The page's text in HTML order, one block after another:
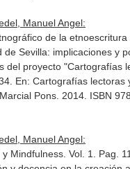
Manuel Angel:
de la etnoescritura
de Sevilla: implicaciones y
del proyecto "Cartografías
En: Cartografías lectoras
Marcial Pons. 2014. ISBN
Manuel Angel:
Mindfulness. Vol. 1. Pag.